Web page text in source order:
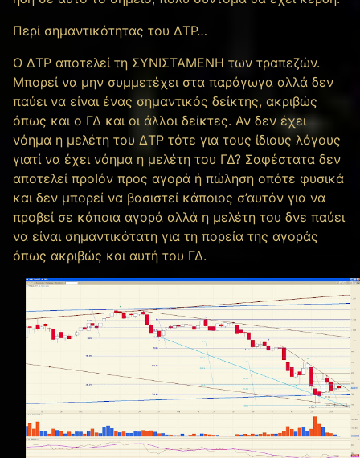
Περί σημαντικότητας του ΔΤΡ…
Ο ΔΤΡ αποτελεί τη ΣΥΝΙΣΤΑΜΕΝΗ των τραπεζών.
Μπορεί να μην συμμετέχει στα παράγωγα αλλά δεν
παύει να είναι ένας σημαντικός δείκτης, ακριβώς
όπως και ο ΓΔ και οι άλλοι δείκτες. Αν δεν έχει
νόημα η μελέτη του ΔΤΡ τότε για τους ίδιους λόγους
γιατί να έχει νόημα η μελέτη του ΓΔ? Σαφέστατα δεν
αποτελεί προΙόν προς αγορά ή πώληση οπότε φυσικά
και δεν μπορεί να βασιστεί κάποιος σ’αυτόν για να
προβεί σε κάποια αγορά αλλά η μελέτη του δνε παύει
να είναι σημαντικότατη για τη πορεία της αγοράς
όπως ακριβώς και αυτή του ΓΔ.